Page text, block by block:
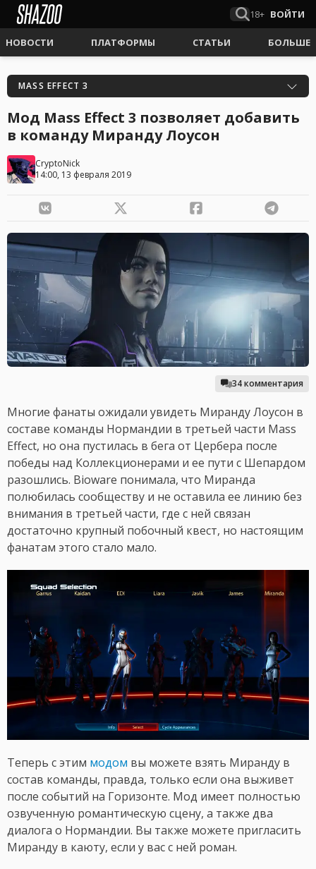
18+ ВОЙТИ
НОВОСТИ ПЛАТФОРМЫ СТАТЬИ БОЛЬШЕ
MASS EFFECT 3
Мод Mass Effect 3 позволяет добавить
в команду Миранду Лоусон
CryptoNick
14:00, 13 февраля 2019
34 комментария
Многие фанаты ожидали увидеть Миранду Лоусон в
составе команды Нормандии в третьей части Mass
Effect, но она пустилась в бега от Цербера после
победы над Коллекционерами и ее пути с Шепардом
разошлись. Bioware понимала, что Миранда
полюбилась сообществу и не оставила ее линию без
внимания в третьей части, где с ней связан
достаточно крупный побочный квест, но настоящим
фанатам этого стало мало.
Теперь с этим модом вы можете взять Миранду в
состав команды, правда, только если она выживет
после событий на Горизонте. Мод имеет полностью
озвученную романтическую сцену, а также два
диалога о Нормандии. Вы также можете пригласить
Миранду в каюту, если у вас с ней роман.